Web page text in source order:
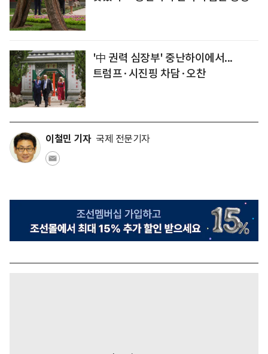
'中 권력 심장부' 중난하이에서...
트럼프·시진핑 차담·오찬
이철민 기자 국제 전문기자